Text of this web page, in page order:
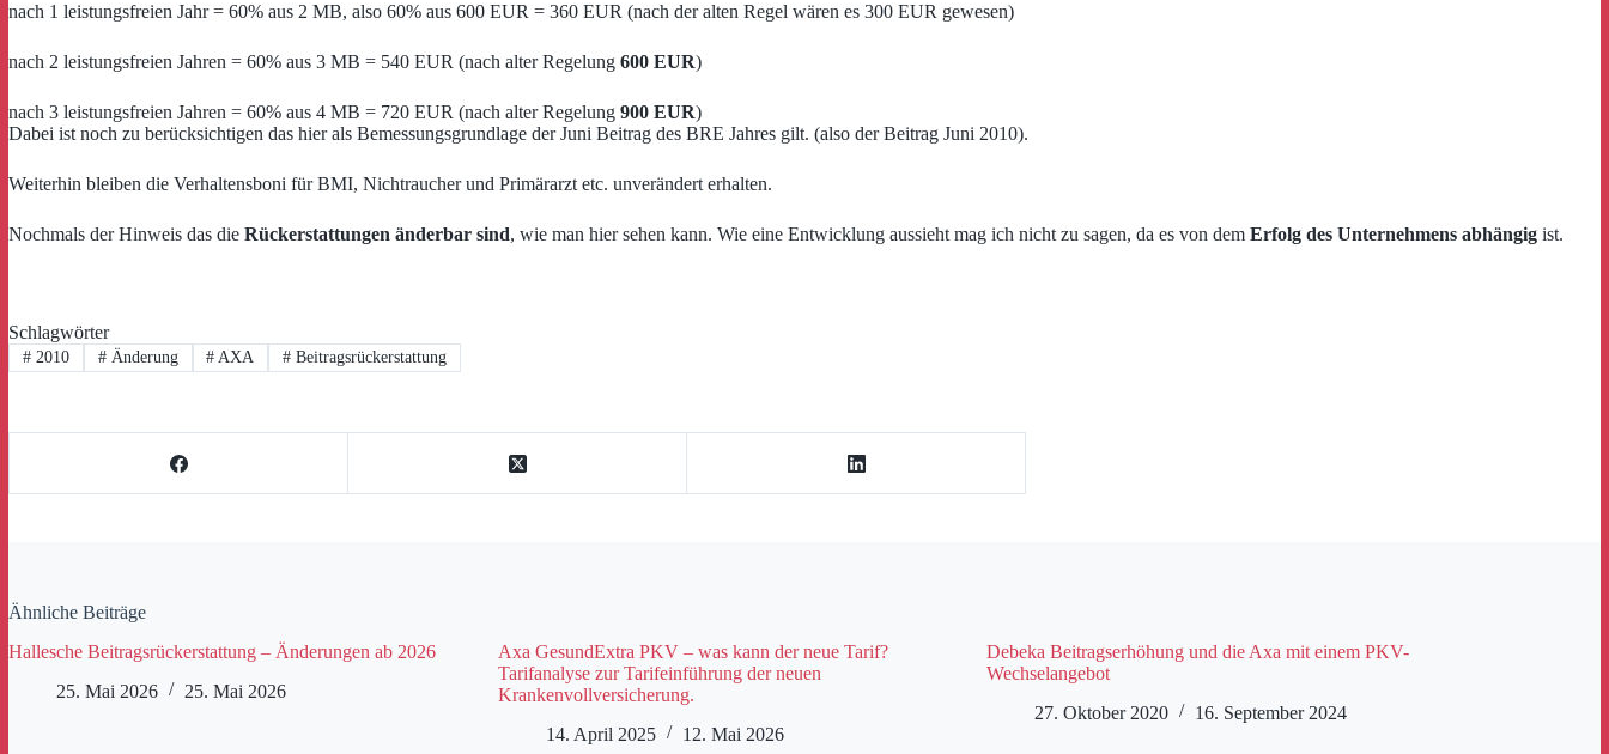
nach 1 leistungsfreien Jahr = 60% aus 2 MB, also 60% aus 600 EUR = 360 EUR (nach der alten Regel wären es 300 EUR gewesen)
nach 2 leistungsfreien Jahren = 60% aus 3 MB = 540 EUR (nach alter Regelung 600 EUR)
nach 3 leistungsfreien Jahren = 60% aus 4 MB = 720 EUR (nach alter Regelung 900 EUR)
Dabei ist noch zu berücksichtigen das hier als Bemessungsgrundlage der Juni Beitrag des BRE Jahres gilt. (also der Beitrag Juni 2010).
Weiterhin bleiben die Verhaltensboni für BMI, Nichtraucher und Primärarzt etc. unverändert erhalten.
Nochmals der Hinweis das die Rückerstattungen änderbar sind, wie man hier sehen kann. Wie eine Entwicklung aussieht mag ich nicht zu sagen, da es von dem Erfolg des Unternehmens abhängig ist.
Schlagwörter
#2010 #Änderung # AXA # Beitragsrückerstattung
Ähnliche Beiträge
Hallesche Beitragsrückerstattung – Änderungen ab 2026
25. Mai 2026
25. Mai 2026
Axa GesundExtra PKV – was kann der neue Tarif?
Tarifanalyse zur Tarifeinführung der neuen
Krankenvollversicherung.
14. April 2025
12. Mai 2026
Debeka Beitragserhöhung und die Axa mit einem PKV-
Wechselangebot
27. Oktober 2020
16. September 2024